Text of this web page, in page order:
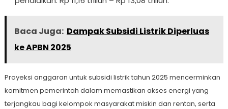
Baca Juga: Dampak Subsidi Listrik Diperluas
ke APBN 2025
Proyeksi anggaran untuk subsidi listrik tahun 2025 mencerminkan
komitmen pemerintah dalam memastikan akses energi yang
terjangkau bagi kelompok masyarakat miskin dan rentan, serta